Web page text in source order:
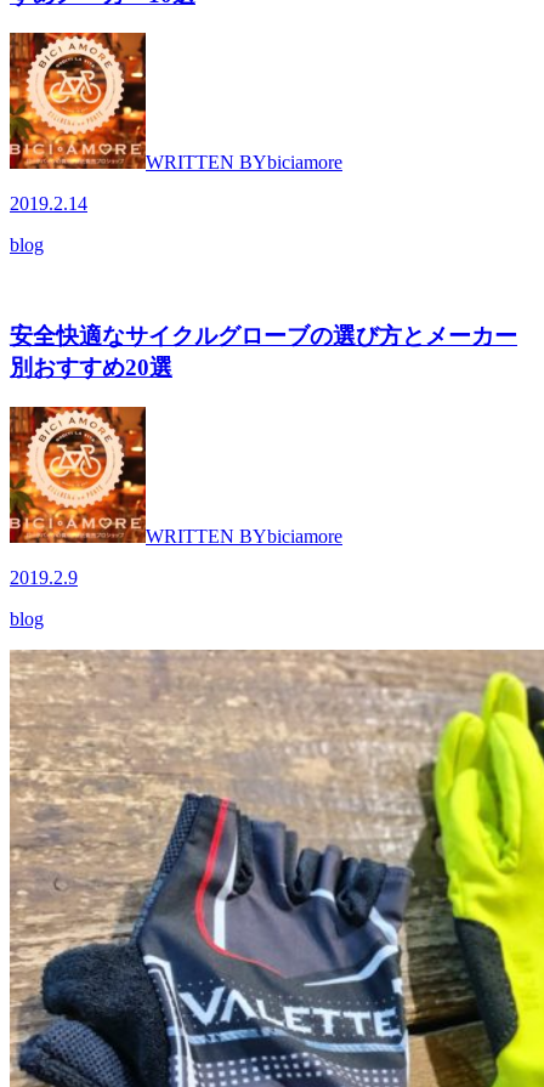
WRITTEN BYbiciamore
2019.2.14
blog
安全快適なサイクルグローブの選び方とメーカー
別おすすめ20選
WRITTEN BYbiciamore
2019.2.9
blog